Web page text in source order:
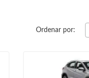
Ordenar por: